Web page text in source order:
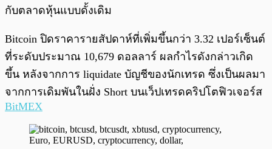
กับตลาดหุ้นแบบดั้งเดิม
Bitcoin ปิดราคารายสัปดาห์ที่เพิ่มขึ้นกว่า 3.32 เปอร์เซ็นต์
ที่ระดับประมาณ 10,679 ดอลลาร์ ผลกำไรดังกล่าวเกิด
ขึ้น หลังจากการ liquidate บัญชีของนักเทรด ซึ่งเป็นผลมา
จากการเดิมพันในฝั่ง Short บนเว็ปเทรดคริปโตฟิวเจอร์ส
BitMEX